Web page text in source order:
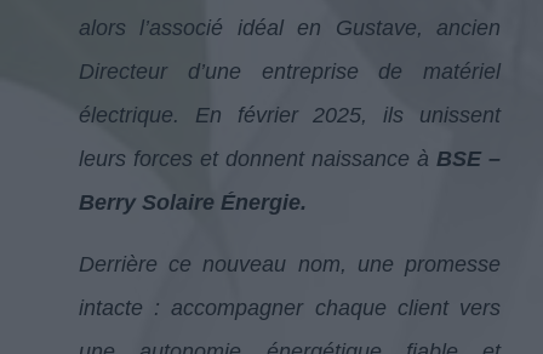
alors l’associé idéal en Gustave, ancien
Directeur d’une entreprise de matériel
électrique. En février 2025, ils unissent
leurs forces et donnent naissance à BSE –
Berry Solaire Énergie.
Derrière ce nouveau nom, une promesse
intacte : accompagner chaque client vers